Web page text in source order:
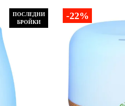
ПОСЛЕДНИ
БРОЙКИ
-22%